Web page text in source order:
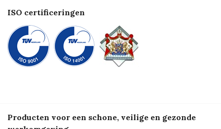
ISO certificeringen
Producten voor een schone, veilige en gezonde